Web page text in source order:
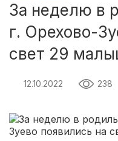
За неделю в
г. Орехово-
свет 29
12.10.2022 238
Владивосток (6
Красноярск (6
Омск(6